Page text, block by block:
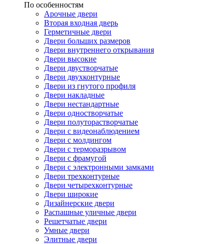
По особенностям
Арочные двери
Вторая входная дверь
Герметичные двери
Двери больших размеров
Двери внутреннего открывания
Двери высокие
Двери двустворчатые
Двери двухконтурные
Двери из гнутого профиля
Двери накладные
Двери нестандартные
Двери одностворчатые
Двери полуторастворчатые
Двери с видеонаблюдением
Двери с молдингом
Двери с терморазрывом
Двери с фрамугой
Двери с электронными замками
Двери трехконтурные
Двери четырехконтурные
Двери широкие
Дизайнерские двери
Распашные уличные двери
Решетчатые двери
Умные двери
Элитные двери